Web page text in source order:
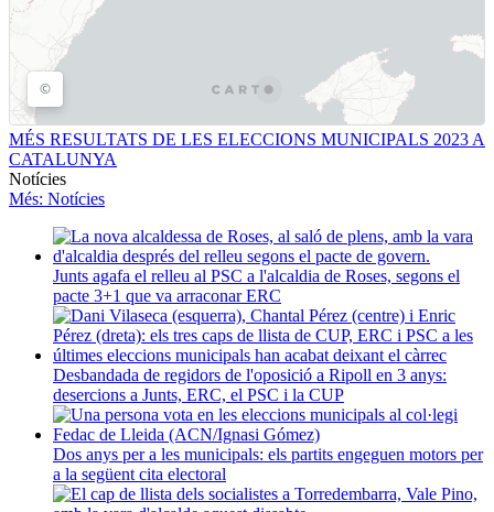
MÉS RESULTATS DE LES ELECCIONS MUNICIPALS 2023 A
CATALUNYA
Notícies
Més: Notícies
Junts agafa el relleu al PSC a l'alcaldia de Roses, segons el
pacte 3+1 que va arraconar ERC
Desbandada de regidors de l'oposició a Ripoll en 3 anys:
desercions a Junts, ERC, el PSC i la CUP
Dos anys per a les municipals: els partits engeguen motors per
a la següent cita electoral